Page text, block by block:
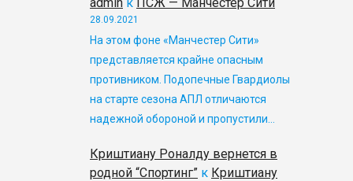
28.09.2021
На этом фоне «Манчестер Сити»
представляется крайне опасным
противником. Подопечные Гвардиолы
на старте сезона АПЛ отличаются
надежной обороной и пропустили…
Криштиану Роналду вернется в
родной “Спортинг” к Криштиану